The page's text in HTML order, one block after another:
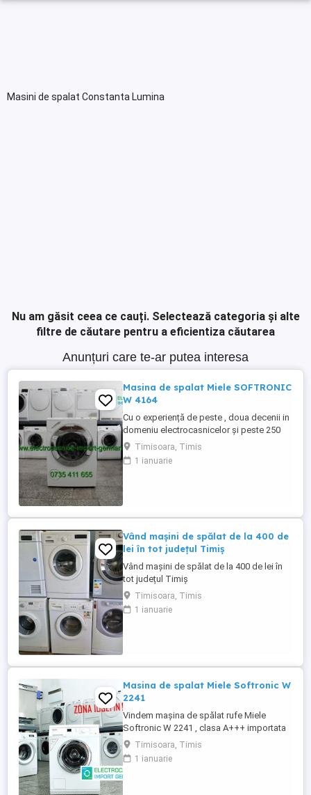
Masini de spalat Constanta Lumina
Nu am găsit ceea ce cauți. Selectează categoria și alte
filtre de căutare pentru a eficientiza căutarea
Anunțuri care te-ar putea interesa
Masina de spalat Miele SOFTRONIC
W 4164
Cu o experiență de peste , doua decenii in
domeniu electrocasnicelor și peste 250
produse pe stoc ! La noi găsiți mașina de
spălat rufe Miele SOFTRONIC W 4164 cu
încărcare frontală, adusa din Germania în
Timisoara, Timis
1 ianuarie
Vând mașini de spălat de la 400 de
lei în tot județul Timiș
Vând mașini de spălat de la 400 de lei în
tot județul Timiș
Timisoara, Timis
1 ianuarie
Masina de spalat Miele Softronic W
2241
Vindem mașina de spălat rufe Miele
Softronic W 2241 , clasa A+++ importata
din Germania in stare perfecta de
functionare. Programe spălare: Fierbere
spălare rufe bumbac Spălare bumbac
Timisoara, Timis
1 ianuarie